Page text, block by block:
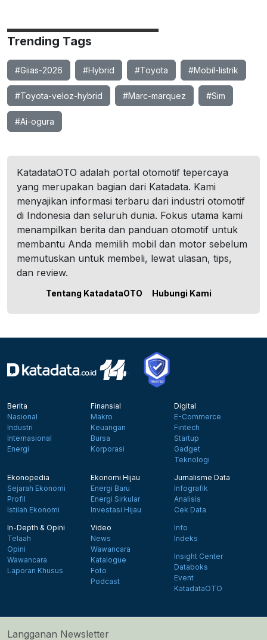
Trending Tags
#Giias-2026 #Hybrid #Toyota #Mobil-listrik
#Toyota-veloz-hybrid #Marc-marquez #Sim
#Ai-ogura
KatadataOTO adalah portal otomotif tepercaya
yang merupakan bagian dari Katadata. Kami
menyajikan informasi terbaru dari industri otomotif
di Indonesia dan seluruh dunia. Fokus utama kami
menampilkan berita dan panduan otomotif untuk
membantu Anda memilih mobil dan motor sebelum
memutuskan untuk membeli, lewat ulasan, tips,
dan review.
Tentang KatadataOTO Hubungi Kami
Berita
Nasional
Industri
Internasional
Energi
Finansial
Makro
Keuangan
Bursa
Korporasi
Digital
E-Commerce
Fintech
Startup
Gadget
Teknologi
Ekonopedia
Sejarah Ekonomi
Profil
Istilah Ekonomi
Ekonomi Hijau
Energi Baru
Energi Sirkular
Investasi Hijau
Jurnalisme Data
Infografik
Analisis
Cek Data
In-Depth & Opini
Telaah
Opini
Wawancara
Laporan Khusus
Video
News
Wawancara
Katalogue
Foto
Podcast
Info
Indeks
Insight Center
Databoks
Event
KatadataOTO
Langganan Newsletter